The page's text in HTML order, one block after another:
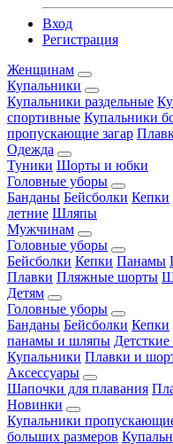
Вход
Регистрация
Женщинам
Купальники
Купальники раздельные
спортивные Купальники
пропускающие загар
Одежда
Туники Шорты и юбки
Головные уборы
Банданы Бейсболки Кепки
летние Шляпы
Мужчинам
Головные уборы
Бейсболки Кепки Панамы
Плавки Пляжные шорты
Детям
Головные уборы
Банданы Бейсболки Кепки
панамы и шляпы
Купальники Плавки и
Аксессуары
Шапочки для плавания
Новинки
Купальники
больших размеров